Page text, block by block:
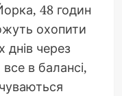
48 годин
охопити
через
в балансі,